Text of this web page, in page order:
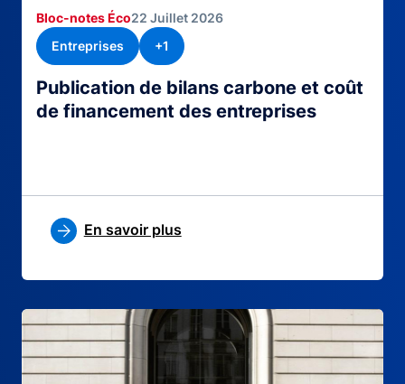
Publication de bilans carbone et coût
de financement des entreprises
Bloc-notes Éco22 Juillet 2026
Entreprises
+1
En savoir plus